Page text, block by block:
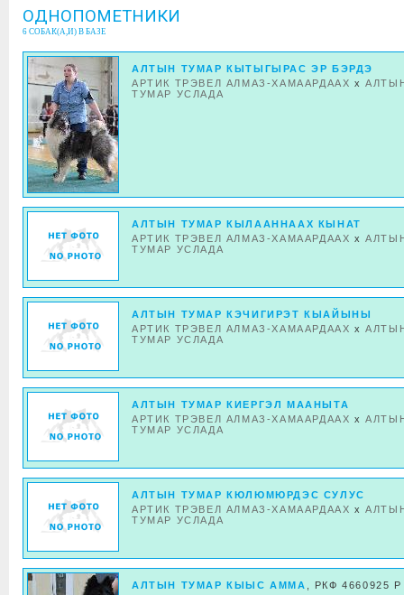
ОДНОПОМЕТНИКИ
6 СОБАК(А,И) В БАЗЕ
АЛТЫН ТУМАР КЫТЫГЫРАС ЭР БЭРДЭ
АРТИК ТРЭВЕЛ АЛМАЗ-ХАМААРДААХ x
ТУМАР УСЛАДА
АЛТЫН ТУМАР КЫЛААННААХ КЫНАТ
АРТИК ТРЭВЕЛ АЛМАЗ-ХАМААРДААХ x
ТУМАР УСЛАДА
АЛТЫН ТУМАР КЭЧИГИРЭТ КЫАЙЫНЫ
АРТИК ТРЭВЕЛ АЛМАЗ-ХАМААРДААХ x
ТУМАР УСЛАДА
АЛТЫН ТУМАР КИЕРГЭЛ МААНЫТА
АРТИК ТРЭВЕЛ АЛМАЗ-ХАМААРДААХ x
ТУМАР УСЛАДА
АЛТЫН ТУМАР КЮЛЮМЮРДЭС СУЛУС
АРТИК ТРЭВЕЛ АЛМАЗ-ХАМААРДААХ x
ТУМАР УСЛАДА
АЛТЫН ТУМАР КЫЫС АММА
, РКФ 4660925 Р